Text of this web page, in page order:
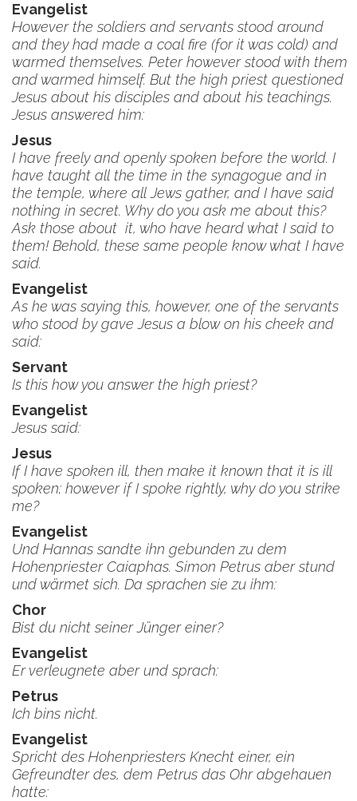
Evangelist
However the soldiers and servants stood around
and they had made a coal fire (for it was cold) and
warmed themselves. Peter however stood with them
and warmed himself. But the high priest questioned
Jesus about his disciples and about his teachings.
Jesus answered him:
Jesus
I have freely and openly spoken before the world. I
have taught all the time in the synagogue and in
the temple, where all Jews gather, and I have said
nothing in secret. Why do you ask me about this?
Ask those about it, who have heard what I said to
them! Behold, these same people know what I have
said.
Evangelist
As he was saying this, however, one of the servants
who stood by gave Jesus a blow on his cheek and
said:
Servant
Is this how you answer the high priest?
Evangelist
Jesus said:
Jesus
If I have spoken ill, then make it known that it is ill
spoken; however if I spoke rightly, why do you strike
me?
Evangelist
Und Hannas sandte ihn gebunden zu dem
Hohenpriester Caiaphas. Simon Petrus aber stund
und wärmet sich. Da sprachen sie zu ihm:
Chor
Bist du nicht seiner Jünger einer?
Evangelist
Er verleugnete aber und sprach:
Petrus
Ich bins nicht.
Evangelist
Spricht des Hohenpriesters Knecht einer, ein
Gefreundter des, dem Petrus das Ohr abgehauen
hatte: